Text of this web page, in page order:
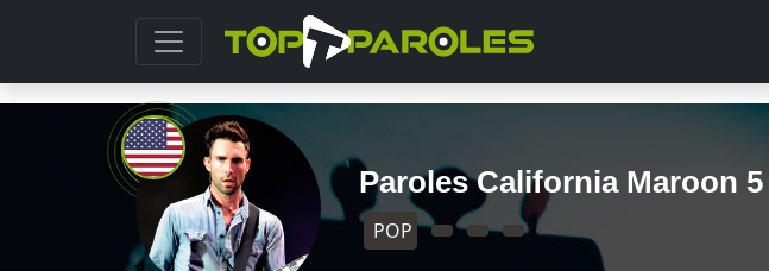
Paroles California Maroon 5
POP